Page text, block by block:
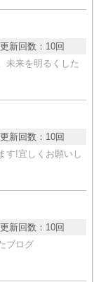
更新回数： 10回
未来を明るくした
更新回数： 10回
す!宜しくお願いし
更新回数： 10回
ブログ